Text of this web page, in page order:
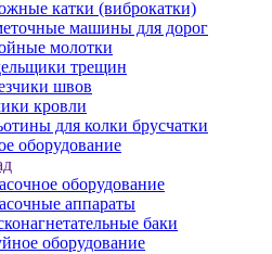
катки (виброкатки)
машины для дорог
молотки
трещин
швов
кровли
для колки брусчатки
оборудование
оборудование
аппараты
баки
оборудование